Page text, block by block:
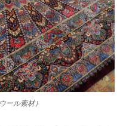
ール素材）